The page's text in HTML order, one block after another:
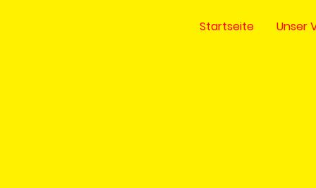
Startseite Unser